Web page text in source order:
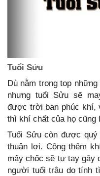
Tuổi Sửu
Dù nằm trong top
nhưng tuổi Sửu sẽ
được trời ban phúc khí,
thì khí chất của họ cũng
Tuổi Sửu còn được
thuận lợi. Cộng thêm
mấy chốc sẽ tự tay gây
người tuổi trâu do tính